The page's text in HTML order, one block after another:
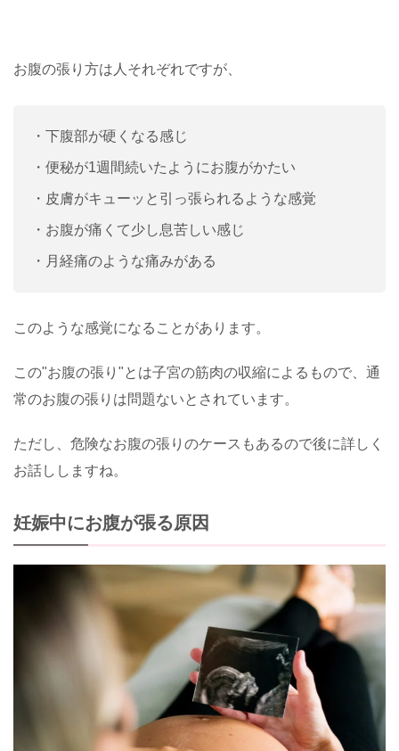
お腹の張り方は人それぞれですが、
・下腹部が硬くなる感じ
・便秘が1週間続いたようにお腹がかたい
・皮膚がキューッと引っ張られるような感覚
・お腹が痛くて少し息苦しい感じ
・月経痛のような痛みがある
このような感覚になることがあります。
この"お腹の張り"とは子宮の筋肉の収縮によるもので、通
常のお腹の張りは問題ないとされています。
ただし、危険なお腹の張りのケースもあるので後に詳しく
お話ししますね。
妊娠中にお腹が張る原因